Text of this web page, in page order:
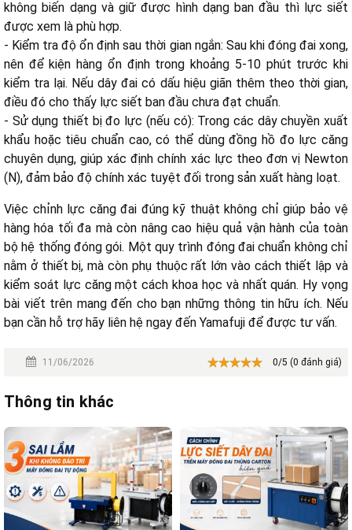
không biến dạng và giữ được hình dạng ban đầu thì lực siết
được xem là phù hợp.
- Kiểm tra độ ổn định sau thời gian ngắn: Sau khi đóng đai xong,
nên để kiện hàng ổn định trong khoảng 5-10 phút trước khi
kiểm tra lại. Nếu dây đai có dấu hiệu giãn thêm theo thời gian,
điều đó cho thấy lực siết ban đầu chưa đạt chuẩn.
- Sử dụng thiết bị đo lực (nếu có): Trong các dây chuyền xuất
khẩu hoặc tiêu chuẩn cao, có thể dùng đồng hồ đo lực căng
chuyên dụng, giúp xác định chính xác lực theo đơn vị Newton
(N), đảm bảo độ chính xác tuyệt đối trong sản xuất hàng loạt.
Việc chỉnh lực căng đai đúng kỹ thuật không chỉ giúp bảo vệ
hàng hóa tối đa mà còn nâng cao hiệu quả vận hành của toàn
bộ hệ thống đóng gói. Một quy trình đóng đai chuẩn không chỉ
nằm ở thiết bị, mà còn phụ thuộc rất lớn vào cách thiết lập và
kiểm soát lực căng một cách khoa học và nhất quán. Hy vọng
bài viết trên mang đến cho bạn những thông tin hữu ích. Nếu
bạn cần hỗ trợ hãy liên hệ ngay đến Yamafuji để được tư vấn.
11/06/2026 0/5 (0 đánh giá)
Thông tin khác